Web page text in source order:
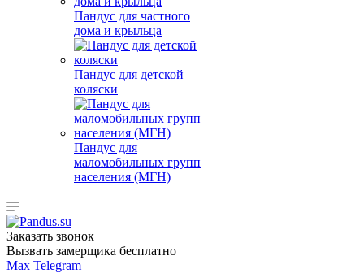
Пандус для частного
дома и крыльца
Пандус для детской
коляски
Пандус для
маломобильных групп
населения (МГН)
Заказать звонок
Вызвать замерщика бесплатно
Max Telegram